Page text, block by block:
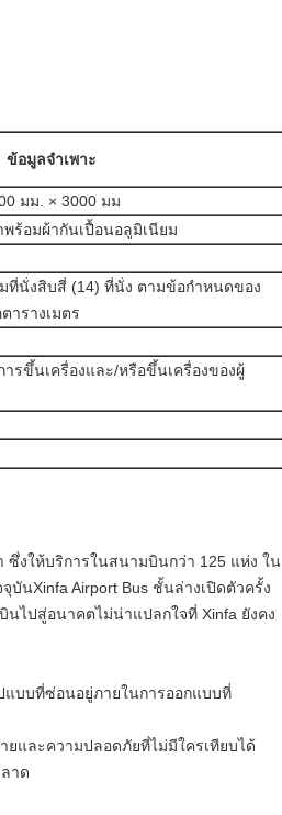
ข้อมูลจำเพาะ
มม. × 3000 มม
ร้อมผ้ากันเปื้อนอลูมิเนียม
ที่นั่งสิบสี่ (14) ที่นั่ง ตามข้อกำหนดของ
ารางเมตร
รขึ้นเครื่องและ/หรือขึ้นเครื่องของผู้
งให้บริการในสนามบินกว่า 125 แห่ง ใน
บันXinfa Airport Bus ชั้นล่างเปิดตัวครั้ง
ไปสู่อนาคตไม่น่าแปลกใจที่ Xinfa ยังคง
แบบที่ซ่อนอยู่ภายในการออกแบบที่
ยและความปลอดภัยที่ไม่มีใครเทียบได้
าด